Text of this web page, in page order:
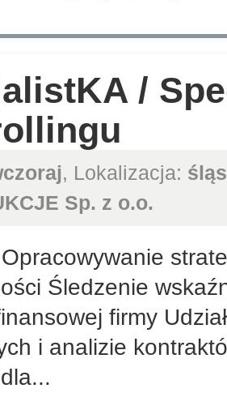
/
, Lokalizacja:
Sp. z o.o.
Śledzenie
firmy
i analizie